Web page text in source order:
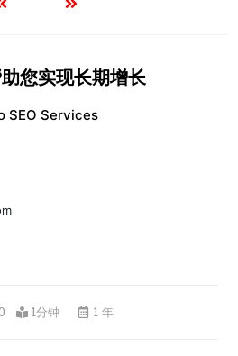
您实现长期增长
SEO Services
0 1分钟 1 年